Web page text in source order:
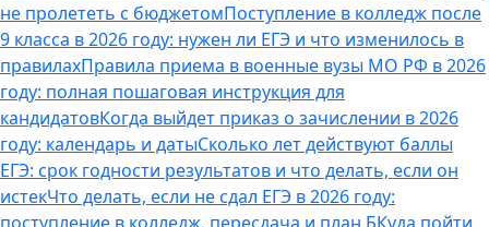
не пролететь с бюджетомПоступление в колледж после
9 класса в 2026 году: нужен ли ЕГЭ и что изменилось в
правилахПравила приема в военные вузы МО РФ в 2026
году: полная пошаговая инструкция для
кандидатовКогда выйдет приказ о зачислении в 2026
году: календарь и датыСколько лет действуют баллы
ЕГЭ: срок годности результатов и что делать, если он
истекЧто делать, если не сдал ЕГЭ в 2026 году: